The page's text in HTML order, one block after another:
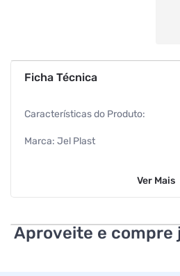
Ficha Técnica
Características do Produto:
Marca: Jel Plast
Ean: 7908396709404
Ver Mais
Aproveite e compre